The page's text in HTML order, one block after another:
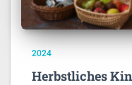
2024
Herbstliches